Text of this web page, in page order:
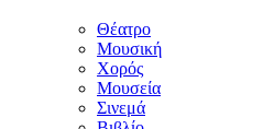
Θέατρο
Μουσική
Χορός
Μουσεία
Σινεμά